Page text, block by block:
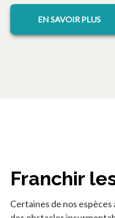
EN SAVOIR PLUS
Franchir
Certaines de nos